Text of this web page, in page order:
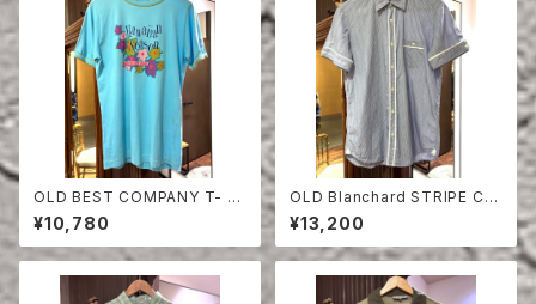
OLD BEST COMPANY T- S
HIRT
¥10,780
OLD Blanchard STRIPE CO
TTON HALF SLEEVE SHIRT
¥13,200